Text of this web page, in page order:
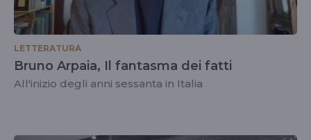
LETTERATURA
Bruno Arpaia, Il fantasma dei fatti
All'inizio degli anni sessanta in Italia